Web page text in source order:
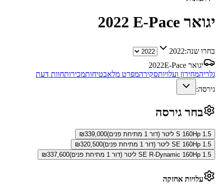
יגואר E-Pace 2022
בחרו שנה:2022
יגואר E-Pace
2022
גלריהמחירון ועלויותסקירהמפרט מלאבטיחותמכירותחוות דעת
גירסה:
בחר גירסה
S 160Hp 1.5 ליטר (דור 1 מתיחת פנים) ₪339,000
SE 160Hp 1.5 ליטר (דור 1 מתיחת פנים)
₪320,500
SE R-Dynamic 160Hp 1.5 ליטר (דור 1 מתיחת פנים)
₪337,600
עלויות אחזקה